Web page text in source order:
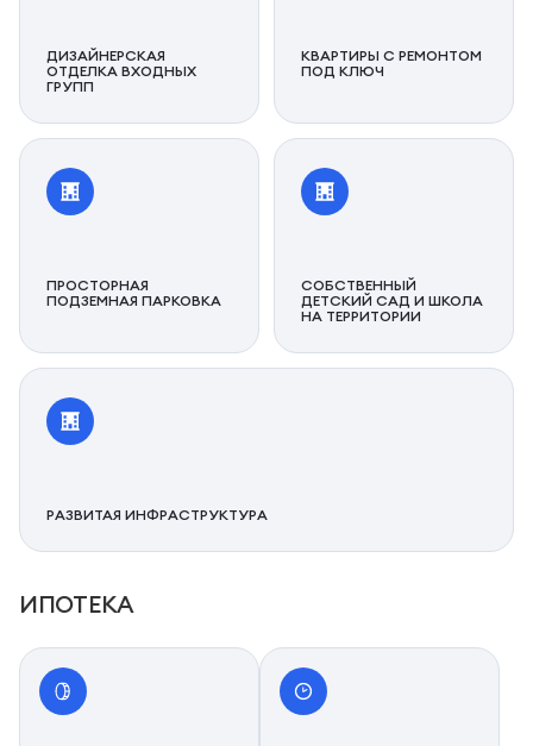
ДИЗАЙНЕРСКАЯ
ОТДЕЛКА ВХОДНЫХ
ГРУПП
КВАРТИРЫ С РЕМОНТОМ
ПОД КЛЮЧ
ПРОСТОРНАЯ
ПОДЗЕМНАЯ ПАРКОВКА
СОБСТВЕННЫЙ
ДЕТСКИЙ САД И ШКОЛА
НА ТЕРРИТОРИИ
РАЗВИТАЯ ИНФРАСТРУКТУРА
ИПОТЕКА